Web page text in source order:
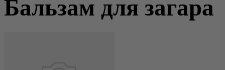
Бальзам для загара